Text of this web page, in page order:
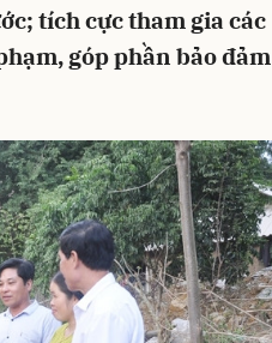
tích cực tham gia các
góp phần bảo đảm